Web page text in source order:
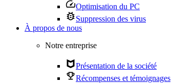
Optimisation du PC
Suppression des virus
À propos de nous
Notre entreprise
Présentation de la société
Récompenses et témoignages